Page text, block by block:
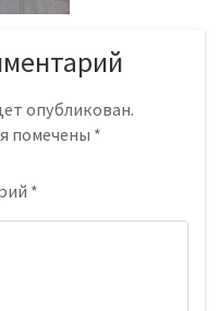
опубликован.
помечены *
*